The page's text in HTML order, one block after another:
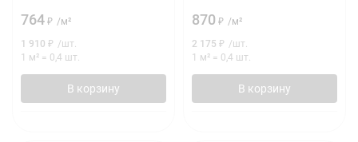
764 ₽ /м²
1 910 ₽ /шт.
1 м² = 0,4 шт.
В корзину
870 ₽ /м²
2 175 ₽ /шт.
1 м² = 0,4 шт.
В корзину